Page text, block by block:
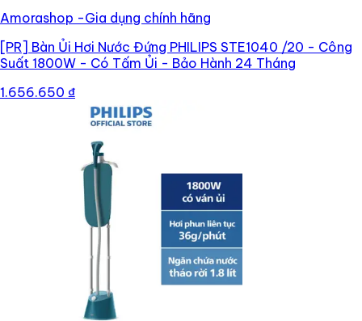
Amorashop -Gia dụng chính hãng
[PR] Bàn Ủi Hơi Nước Đứng PHILIPS STE1040 /20 - Công
Suất 1800W - Có Tấm Ủi - Bảo Hành 24 Tháng
1.656.650 ₫